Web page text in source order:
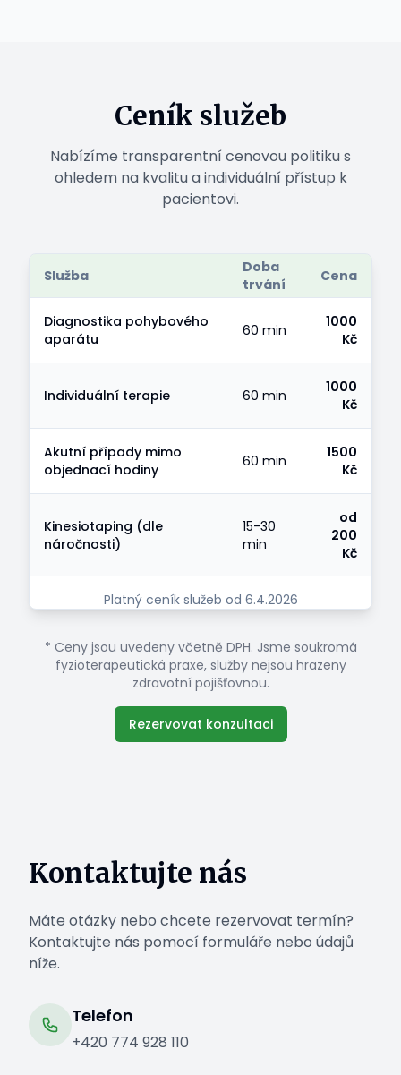
Ceník služeb
Nabízíme transparentní cenovou politiku s
ohledem na kvalitu a individuální přístup k
pacientovi.
Platný ceník služeb od 6.4.2026
Služba
Doba
trvání
Cena
Diagnostika pohybového
aparátu
60 min
1000
Kč
Individuální terapie 60 min
1000
Kč
Akutní případy mimo
objednací hodiny
60 min
1500
Kč
Kinesiotaping (dle
náročnosti)
15-30
min
od
200
Kč
* Ceny jsou uvedeny včetně DPH. Jsme soukromá
fyzioterapeutická praxe, služby nejsou hrazeny
zdravotní pojišťovnou.
Rezervovat konzultaci
Kontaktujte nás
Máte otázky nebo chcete rezervovat termín?
Kontaktujte nás pomocí formuláře nebo údajů
níže.
Telefon
+420 774 928 110